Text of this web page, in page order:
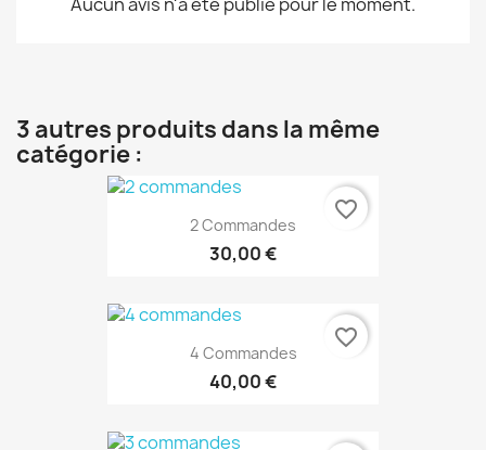
3 autres produits dans la même
catégorie :
2 Commandes
30,00 €
favorite_border
4 Commandes
40,00 €
favorite_border